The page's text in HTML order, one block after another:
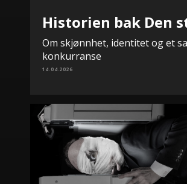
Historien bak Den
Om skjønnhet, identitet og et
konkurranse
14.04.2026